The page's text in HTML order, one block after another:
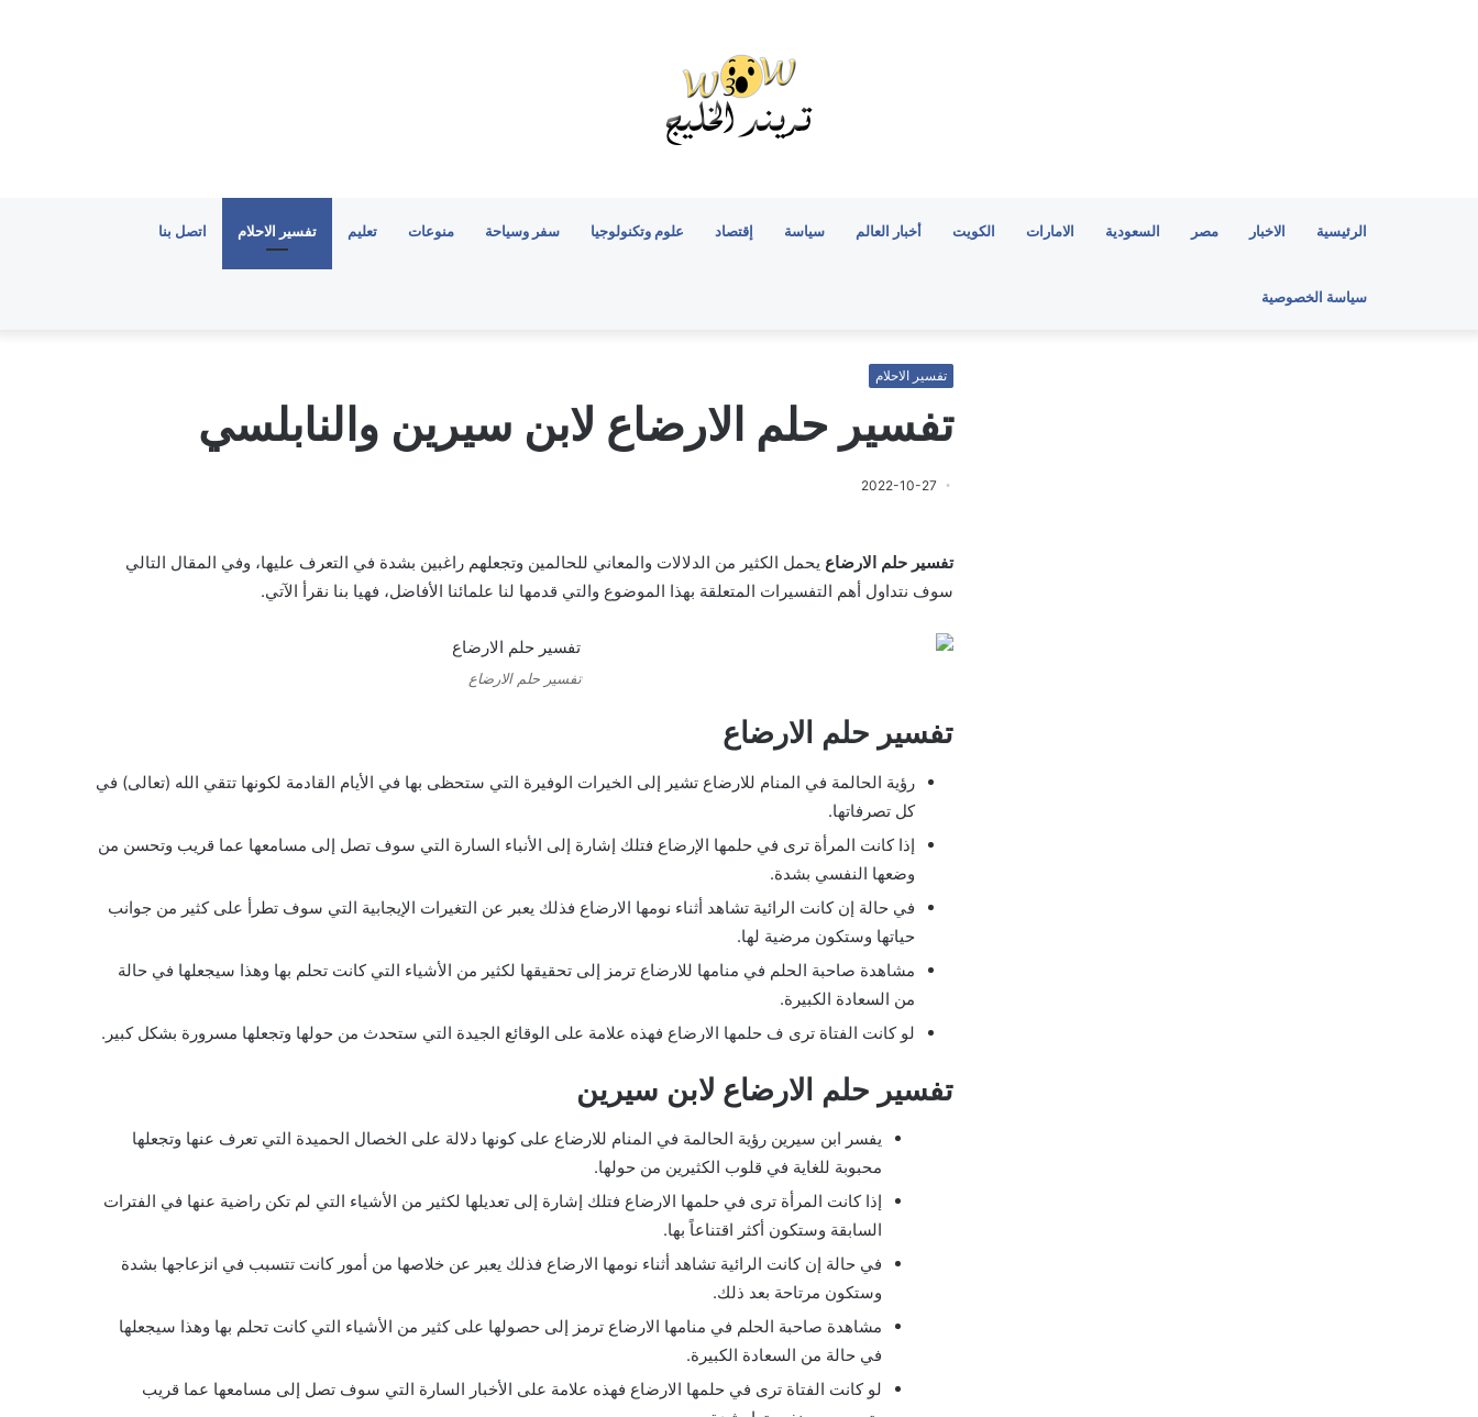
الرئيسية الاخبار مصر السعودية الامارات الكويت أخبار العالم سياسة إقتصاد علوم وتكنولوجيا سفر وسياحة منوعات تعليم تفسير الاحلام اتصل بنا
سياسة الخصوصية
تفسير الاحلام
تفسير حلم الارضاع لابن سيرين والنابلسي
2022-10-27
تفسير حلم الارضاع يحمل الكثير من الدلالات والمعاني للحالمين وتجعلهم راغبين بشدة في التعرف عليها، وفي المقال التالي
سوف نتداول أهم التفسيرات المتعلقة بهذا الموضوع والتي قدمها لنا علمائنا الأفاضل، فهيا بنا نقرأ الآتي.
تفسير حلم الارضاع
تفسير حلم الارضاع
رؤية الحالمة في المنام للارضاع تشير إلى الخيرات الوفيرة التي ستحظى بها في الأيام القادمة لكونها تتقي الله (تعالى) في
كل تصرفاتها.
إذا كانت المرأة ترى في حلمها الإرضاع فتلك إشارة إلى الأنباء السارة التي سوف تصل إلى مسامعها عما قريب وتحسن من
وضعها النفسي بشدة.
في حالة إن كانت الرائية تشاهد أثناء نومها الارضاع فذلك يعبر عن التغيرات الإيجابية التي سوف تطرأ على كثير من جوانب
حياتها وستكون مرضية لها.
مشاهدة صاحبة الحلم في منامها للارضاع ترمز إلى تحقيقها لكثير من الأشياء التي كانت تحلم بها وهذا سيجعلها في حالة
من السعادة الكبيرة.
لو كانت الفتاة ترى ف حلمها الارضاع فهذه علامة على الوقائع الجيدة التي ستحدث من حولها وتجعلها مسرورة بشكل كبير.
تفسير حلم الارضاع لابن سيرين
يفسر ابن سيرين رؤية الحالمة في المنام للارضاع على كونها دلالة على الخصال الحميدة التي تعرف عنها وتجعلها
محبوبة للغاية في قلوب الكثيرين من حولها.
إذا كانت المرأة ترى في حلمها الارضاع فتلك إشارة إلى تعديلها لكثير من الأشياء التي لم تكن راضية عنها في الفترات
السابقة وستكون أكثر اقتناعاً بها.
في حالة إن كانت الرائية تشاهد أثناء نومها الارضاع فذلك يعبر عن خلاصها من أمور كانت تتسبب في انزعاجها بشدة
وستكون مرتاحة بعد ذلك.
مشاهدة صاحبة الحلم في منامها الارضاع ترمز إلى حصولها على كثير من الأشياء التي كانت تحلم بها وهذا سيجعلها
في حالة من السعادة الكبيرة.
لو كانت الفتاة ترى في حلمها الارضاع فهذه علامة على الأخبار السارة التي سوف تصل إلى مسامعها عما قريب